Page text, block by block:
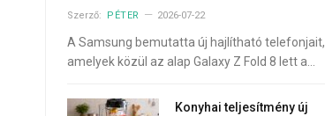
Szerző: PÉTER 2026-07-22
A Samsung bemutatta új hajlítható telefonjait,
amelyek közül az alap Galaxy Z Fold 8 lett a…
Konyhai teljesítmény új